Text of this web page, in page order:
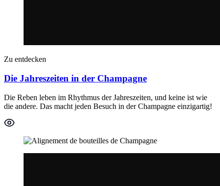
Zu entdecken
Die Jahreszeiten in der Champagne
Die Reben leben im Rhythmus der Jahreszeiten, und keine ist wie
die andere. Das macht jeden Besuch in der Champagne einzigartig!